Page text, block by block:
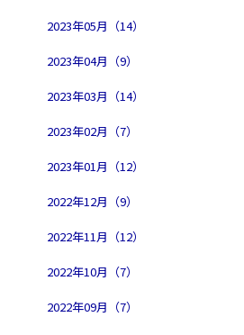
2023年05月（14）
2023年04月（9）
2023年03月（14）
2023年02月（7）
2023年01月（12）
2022年12月（9）
2022年11月（12）
2022年10月（7）
2022年09月（7）